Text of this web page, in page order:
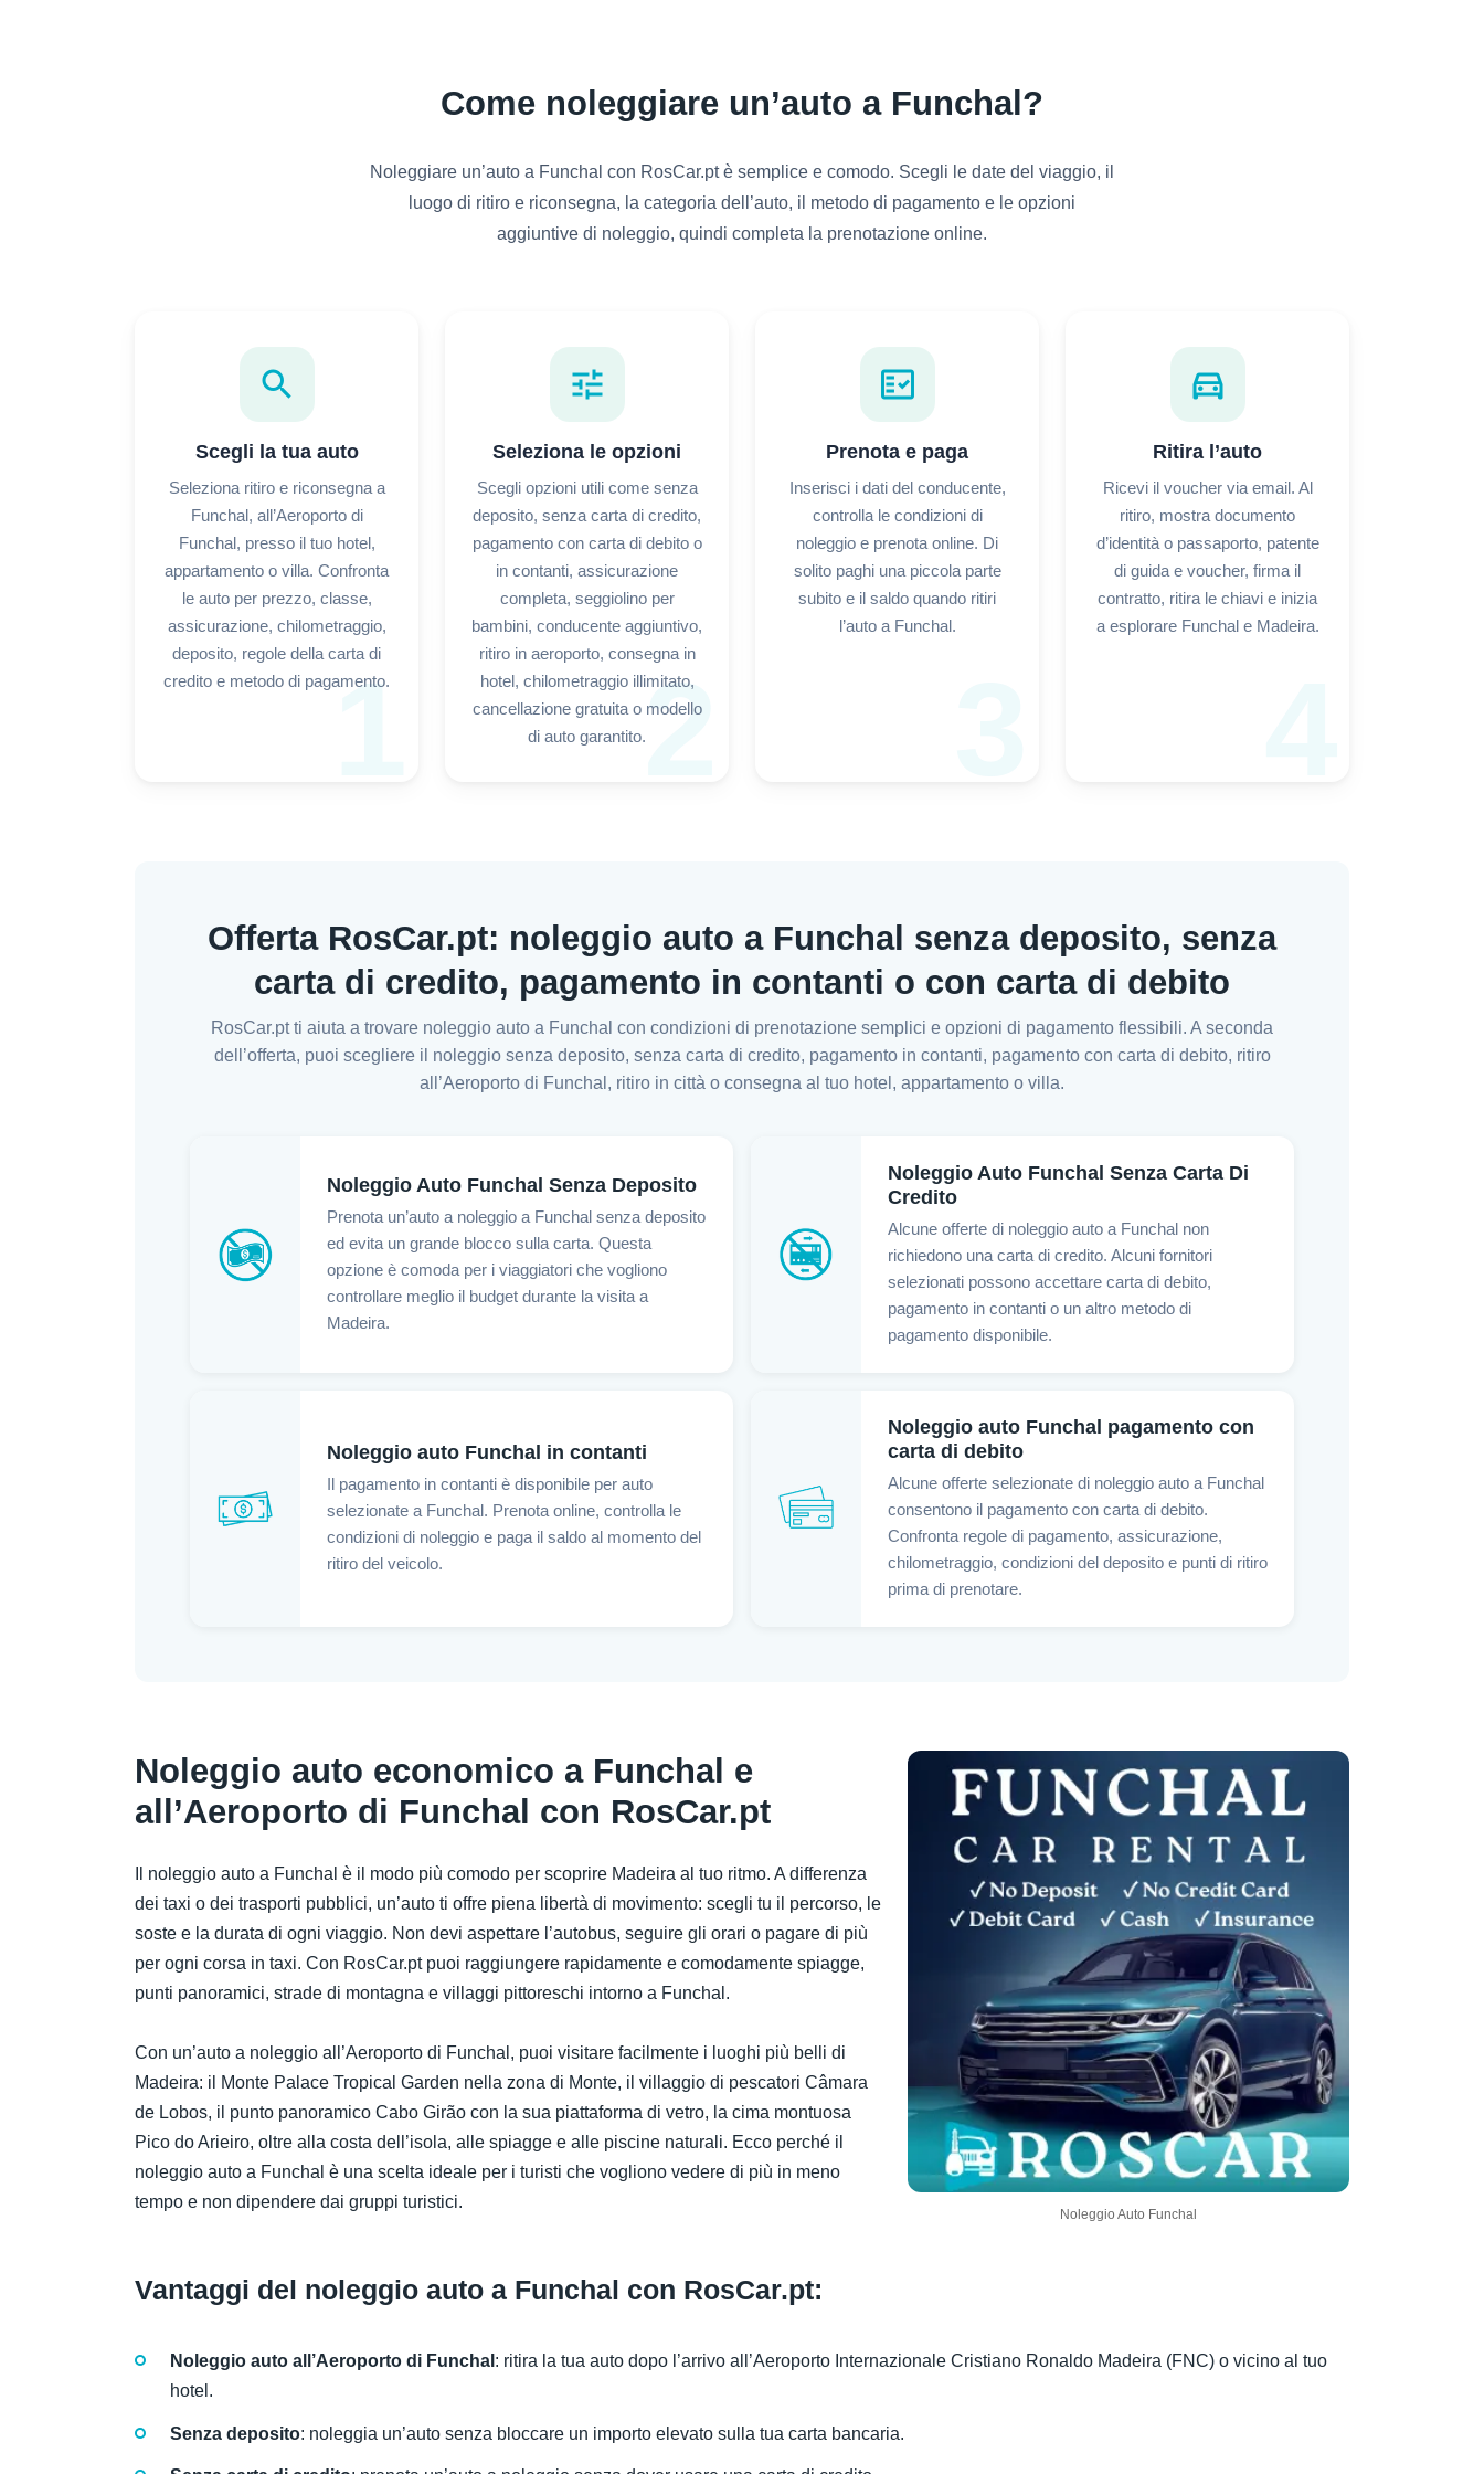
Come noleggiare un’auto a Funchal?
Noleggiare un’auto a Funchal con RosCar.pt è semplice e comodo. Scegli le date del viaggio, il
luogo di ritiro e riconsegna, la categoria dell’auto, il metodo di pagamento e le opzioni
aggiuntive di noleggio, quindi completa la prenotazione online.
1
search
Scegli la tua auto
Seleziona ritiro e riconsegna a
Funchal, all’Aeroporto di
Funchal, presso il tuo hotel,
appartamento o villa. Confronta
le auto per prezzo, classe,
assicurazione, chilometraggio,
deposito, regole della carta di
credito e metodo di pagamento.
2
tune
Seleziona le opzioni
Scegli opzioni utili come senza
deposito, senza carta di credito,
pagamento con carta di debito o
in contanti, assicurazione
completa, seggiolino per
bambini, conducente aggiuntivo,
ritiro in aeroporto, consegna in
hotel, chilometraggio illimitato,
cancellazione gratuita o modello
di auto garantito.
fact_check
Prenota e paga
Inserisci i dati del conducente,
controlla le condizioni di
noleggio e prenota online. Di
solito paghi una piccola parte
subito e il saldo quando ritiri
l’auto a Funchal.
directions_car
Ritira l’auto
Ricevi il voucher via email. Al
ritiro, mostra documento
d’identità o passaporto, patente
di guida e voucher, firma il
contratto, ritira le chiavi e inizia
a esplorare Funchal e Madeira.
Offerta RosCar.pt: noleggio auto a Funchal senza deposito, senza
carta di credito, pagamento in contanti o con carta di debito
RosCar.pt ti aiuta a trovare noleggio auto a Funchal con condizioni di prenotazione semplici e opzioni di pagamento flessibili. A seconda
dell’offerta, puoi scegliere il noleggio senza deposito, senza carta di credito, pagamento in contanti, pagamento con carta di debito, ritiro
all’Aeroporto di Funchal, ritiro in città o consegna al tuo hotel, appartamento o villa.
Noleggio Auto Funchal Senza Deposito
Prenota un’auto a noleggio a Funchal senza deposito
ed evita un grande blocco sulla carta. Questa
opzione è comoda per i viaggiatori che vogliono
controllare meglio il budget durante la visita a
Madeira.
Noleggio Auto Funchal Senza Carta Di
Credito
Alcune offerte di noleggio auto a Funchal non
richiedono una carta di credito. Alcuni fornitori
selezionati possono accettare carta di debito,
pagamento in contanti o un altro metodo di
pagamento disponibile.
Noleggio auto Funchal in contanti
Il pagamento in contanti è disponibile per auto
selezionate a Funchal. Prenota online, controlla le
condizioni di noleggio e paga il saldo al momento del
ritiro del veicolo.
Noleggio auto Funchal pagamento con
carta di debito
Alcune offerte selezionate di noleggio auto a Funchal
consentono il pagamento con carta di debito.
Confronta regole di pagamento, assicurazione,
chilometraggio, condizioni del deposito e punti di ritiro
prima di prenotare.
Noleggio Auto Funchal
Noleggio auto economico a Funchal e
all’Aeroporto di Funchal con RosCar.pt
Il noleggio auto a Funchal è il modo più comodo per scoprire Madeira al tuo ritmo. A differenza
dei taxi o dei trasporti pubblici, un’auto ti offre piena libertà di movimento: scegli tu il percorso, le
soste e la durata di ogni viaggio. Non devi aspettare l’autobus, seguire gli orari o pagare di più
per ogni corsa in taxi. Con RosCar.pt puoi raggiungere rapidamente e comodamente spiagge,
punti panoramici, strade di montagna e villaggi pittoreschi intorno a Funchal.
Con un’auto a noleggio all’Aeroporto di Funchal, puoi visitare facilmente i luoghi più belli di
Madeira: il Monte Palace Tropical Garden nella zona di Monte, il villaggio di pescatori Câmara
de Lobos, il punto panoramico Cabo Girão con la sua piattaforma di vetro, la cima montuosa
Pico do Arieiro, oltre alla costa dell’isola, alle spiagge e alle piscine naturali. Ecco perché il
noleggio auto a Funchal è una scelta ideale per i turisti che vogliono vedere di più in meno
tempo e non dipendere dai gruppi turistici.
Vantaggi del noleggio auto a Funchal con RosCar.pt:
Noleggio auto all’Aeroporto di Funchal : ritira la tua auto dopo l’arrivo all’Aeroporto Internazionale Cristiano Ronaldo Madeira (FNC) o vicino al tuo
hotel.
Senza deposito: noleggia un’auto senza bloccare un importo elevato sulla tua carta bancaria.